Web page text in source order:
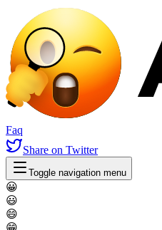
Faq
Share on Twitter
Toggle navigation menu
😀
😃
😄
😁